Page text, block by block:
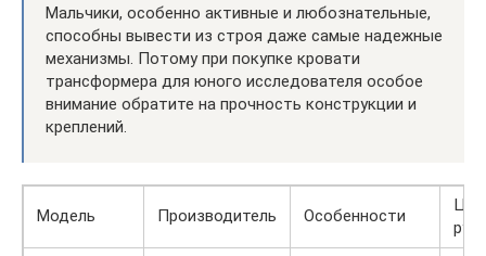
Мальчики, особенно активные и любознательные,
способны вывести из строя даже самые надежные
механизмы. Потому при покупке кровати
трансформера для юного исследователя особое
внимание обратите на прочность конструкции и
креплений.
Модель Производитель Особенности
руб.